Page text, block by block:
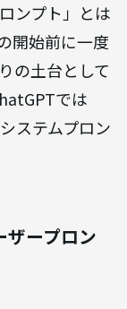
ンプト」とは
開始前に一度
の土台として
では
ステムプロン
ザープロン